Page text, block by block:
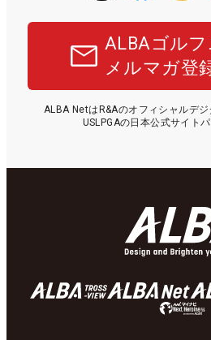
ALBAゴル
メルマガ登
ALBA NetはR&Aのオフィシャルデ
USLPGAの日本公式サイト